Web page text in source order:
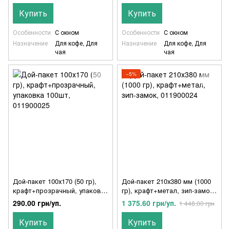
Купить
Особенности С окном
Назначение
Для кофе, Для
чая
Купить
Особенности С окном
Назначение
Для кофе, Для
чая
Дой-пакет 100х170 (50 гр),
крафт+прозрачный, упаковка
100шт, 011900025
290.00 грн/уп.
Купить
−5%
Дой-пакет 210х380 мм (1000
гр), крафт+метал, зип-замок,
011900024
1 375.60 грн/уп. 1 448.00 грн
Купить